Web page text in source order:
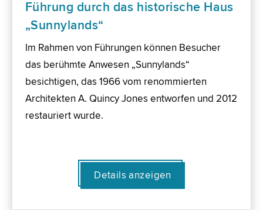
Führung durch das historische Haus
„Sunnylands“
Im Rahmen von Führungen können Besucher
das berühmte Anwesen „Sunnylands“
besichtigen, das 1966 vom renommierten
Architekten A. Quincy Jones entworfen und 2012
restauriert wurde.
Details anzeigen